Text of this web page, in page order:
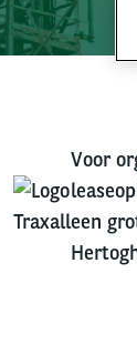
Voor
een